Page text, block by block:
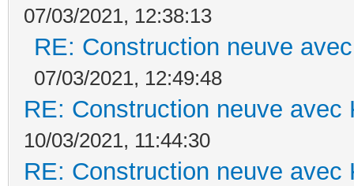
07/03/2021, 12:38:13
RE: Construction neuve
07/03/2021, 12:49:48
RE: Construction neuve avec
10/03/2021, 11:44:30
RE: Construction neuve avec